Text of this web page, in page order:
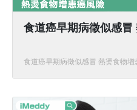
食道癌早期病徵似感冒
食道癌早期病徵似感冒 熱燙食物增